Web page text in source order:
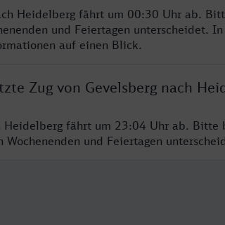
Heidelberg fährt um 00:30 Uhr ab.
und Feiertagen unterscheidet.
auf einen Blick.
Zug von Gevelsberg nach
Heidelberg fährt um 23:04 Uhr ab. Bitte
und Feiertagen